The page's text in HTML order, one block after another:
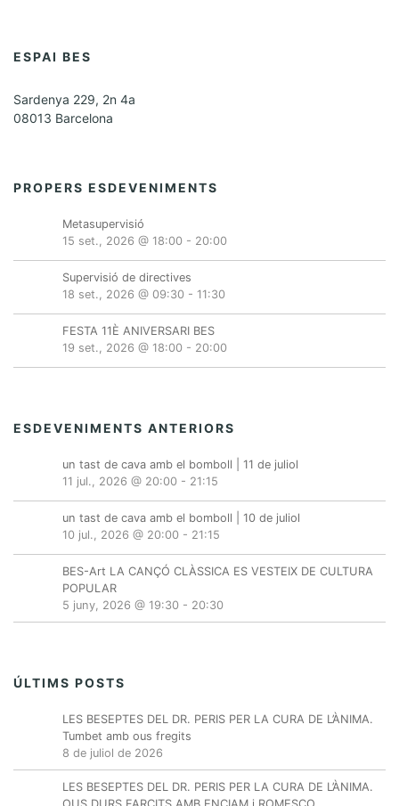
ESPAI BES
Sardenya 229, 2n 4a
08013 Barcelona
PROPERS ESDEVENIMENTS
Metasupervisió
15 set., 2026 @ 18:00 - 20:00
Supervisió de directives
18 set., 2026 @ 09:30 - 11:30
FESTA 11È ANIVERSARI BES
19 set., 2026 @ 18:00 - 20:00
ESDEVENIMENTS ANTERIORS
un tast de cava amb el bomboll | 11 de juliol
11 jul., 2026 @ 20:00 - 21:15
un tast de cava amb el bomboll | 10 de juliol
10 jul., 2026 @ 20:00 - 21:15
BES-Art LA CANÇÓ CLÀSSICA ES VESTEIX DE CULTURA
POPULAR
5 juny, 2026 @ 19:30 - 20:30
ÚLTIMS POSTS
LES BESEPTES DEL DR. PERIS PER LA CURA DE L’ÀNIMA.
Tumbet amb ous fregits
8 de juliol de 2026
LES BESEPTES DEL DR. PERIS PER LA CURA DE L’ÀNIMA.